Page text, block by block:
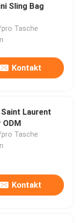
Sling Bag
pro Tasche
Kontakt
Laurent
ODM
pro Tasche
Kontakt